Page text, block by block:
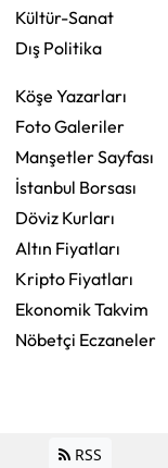
Kültür-Sanat
Dış Politika
Köşe Yazarları
Foto Galeriler
Manşetler Sayfası
İstanbul Borsası
Döviz Kurları
Altın Fiyatları
Kripto Fiyatları
Ekonomik Takvim
Nöbetçi Eczaneler
RSS